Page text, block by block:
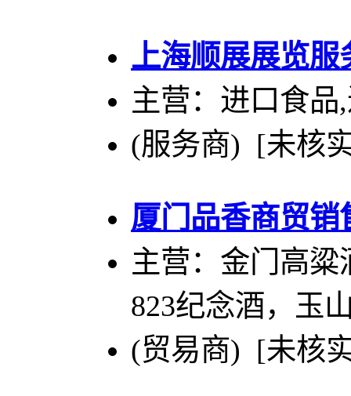
上海顺展展览服
主营：进口食
(服务商) [未核
厦门品香商贸销
主营：金门高
823纪念酒，玉
(贸易商) [未核